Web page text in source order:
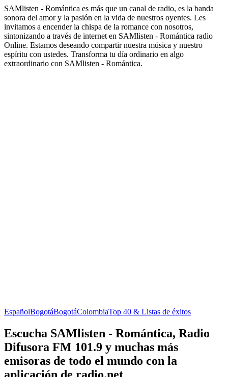
SAMlisten - Romántica es más que un canal de radio, es la banda
sonora del amor y la pasión en la vida de nuestros oyentes. Les
invitamos a encender la chispa de la romance con nosotros,
sintonizando a través de internet en SAMlisten - Romántica radio
Online. Estamos deseando compartir nuestra música y nuestro
espíritu con ustedes. Transforma tu día ordinario en algo
extraordinario con SAMlisten - Romántica.
EspañolBogotáBogotáColombiaTop 40 & Listas de éxitos
Escucha SAMlisten - Romántica, Radio
Difusora FM 101.9 y muchas más
emisoras de todo el mundo con la
aplicación de radio.net